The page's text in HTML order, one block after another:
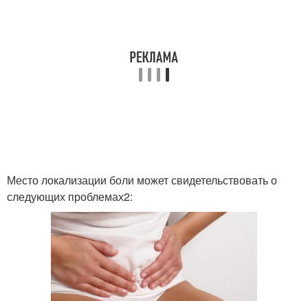
Место локализации боли может свидетельствовать о
следующих проблемах2: